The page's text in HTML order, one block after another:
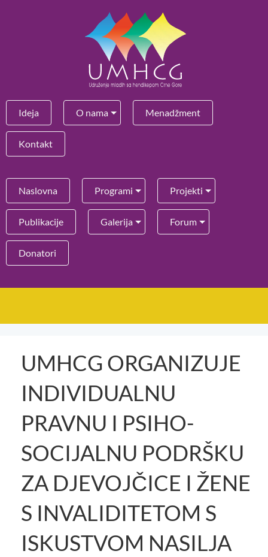
Ideja O nama Menadžment
Kontakt
Naslovna Programi Projekti
Publikacije Galerija Forum
Donatori
UMHCG ORGANIZUJE
INDIVIDUALNU
PRAVNU I PSIHO-
SOCIJALNU PODRŠKU
ZA DJEVOJČICE I ŽENE
S INVALIDITETOM S
ISKUSTVOM NASILJA